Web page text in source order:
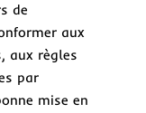
de
aux
aux règles
par
mise en